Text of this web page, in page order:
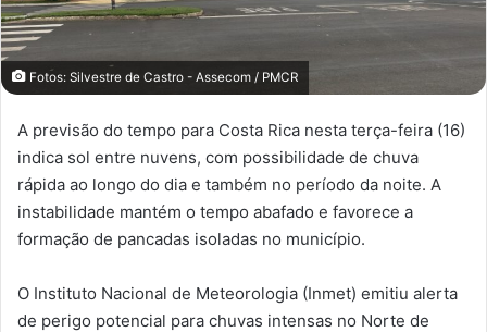
Fotos: Silvestre de Castro - Assecom / PMCR
A previsão do tempo para Costa Rica nesta terça-feira (16)
indica sol entre nuvens, com possibilidade de chuva
rápida ao longo do dia e também no período da noite. A
instabilidade mantém o tempo abafado e favorece a
formação de pancadas isoladas no município.
O Instituto Nacional de Meteorologia (Inmet) emitiu alerta
de perigo potencial para chuvas intensas no Norte de